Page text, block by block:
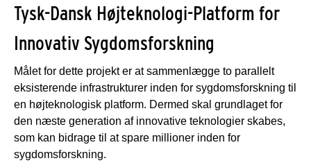
Tysk-Dansk Højteknologi-Platform for
Innovativ Sygdomsforskning
Målet for dette projekt er at sammenlægge to parallelt
eksisterende infrastrukturer inden for sygdomsforskning til
en højteknologisk platform. Dermed skal grundlaget for
den næste generation af innovative teknologier skabes,
som kan bidrage til at spare millioner inden for
sygdomsforskning.